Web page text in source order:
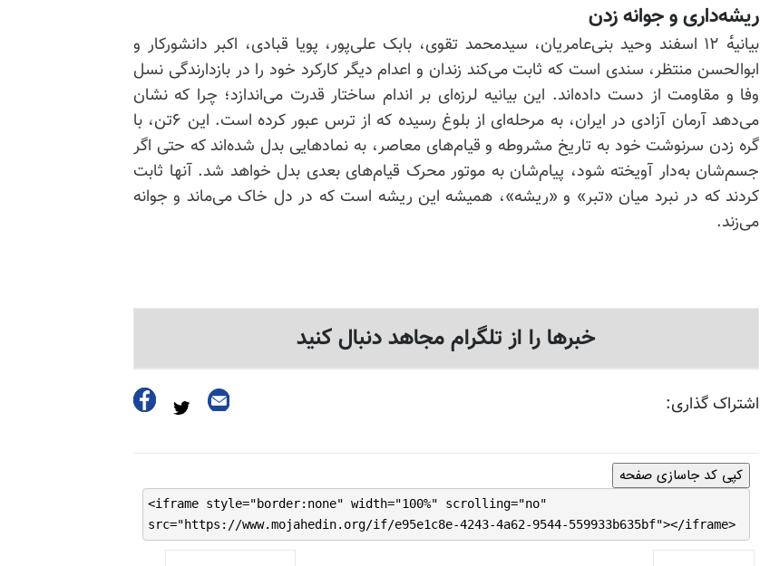
ریشه‌داری و جوانه زدن
بیانیه‌ٔ ۱۲ اسفند وحید بنی‌عامریان، سیدمحمد تقوی، بابک علی‌پور، پویا قبادی، اکبر دانشورکار و
ابوالحسن منتظر، سندی است که ثابت می‌کند زندان و اعدام دیگر کارکرد خود را در بازدارندگی نسل
وفا و مقاومت از دست داده‌اند. این بیانیه لرزه‌ای بر اندام ساختار قدرت می‌اندازد؛ چرا که نشان
می‌دهد آرمان آزادی در ایران، به مرحله‌ای از بلوغ رسیده که از ترس عبور کرده است. این ۶تن، با
گره زدن سرنوشت خود به تاریخ مشروطه و قیام‌های معاصر، به نمادهایی بدل شده‌اند که حتی اگر
جسم‌شان به‌دار آویخته شود، پیام‌شان به موتور محرک قیام‌های بعدی بدل خواهد شد. آنها ثابت
کردند که در نبرد میان «تبر» و «ریشه»، همیشه این ریشه است که در دل خاک می‌ماند و جوانه
می‌زند.
خبرها را از تلگرام مجاهد دنبال کنید
اشتراک گذاری:
کپی کد جاسازی صفحه
<iframe style="border:none" width="100%" scrolling="no"
src="https://www.mojahedin.org/if/e95e1c8e-4243-4a62-9544-559933b635bf"></iframe>